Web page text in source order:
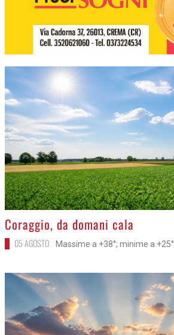
>
Coraggio, da domani cala
05 AGOSTO Massime a +38°; minime a +25°